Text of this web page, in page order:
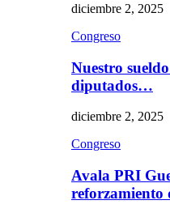
diciembre 2, 2025
Congreso
Nuestro
diputados…
diciembre 2, 2025
Congreso
Avala PRI